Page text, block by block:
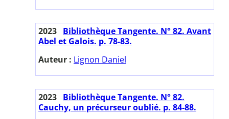
2023 Bibliothèque Tangente. N° 82. Avant
Abel et Galois. p. 78-83.
Auteur : Lignon Daniel
2023 Bibliothèque Tangente. N° 82.
Cauchy, un précurseur oublié. p. 84-88.